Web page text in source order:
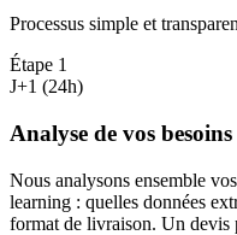
Processus simple et
Étape 1
J+1 (24h)
Analyse de vos besoins
Nous analysons ensemble
learning : quelles données
format de livraison. Un devis